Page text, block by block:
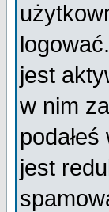
jest
w nim
jest